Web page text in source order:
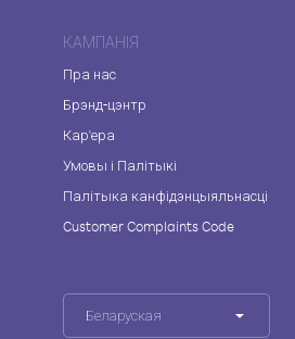
КАМПАНІЯ
Пра нас
Брэнд-цэнтр
Кар'ера
Умовы і Палітыкі
Палітыка канфідэнцыяльнасці
Customer Complaints Code
Беларуская